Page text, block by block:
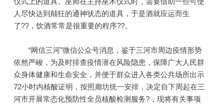
人尽快达到颠狂的通神状态的道具，于是酒就应运而生
了??，饮酒常常是很重要的程序??。
“网信三河”微信公众号消息，鉴于三河市周边疫情形势
依然严峻，为及时排查疫情潜在风险隐患，保障广大人民群
众身体健康和生命安全，并便于群众进入各类公共场所出示
72小时内核酸证明，按照廊坊统一安排，决定自下周起在三
河市开展常态化预防性全员核酸检测服务?，现将有关事项